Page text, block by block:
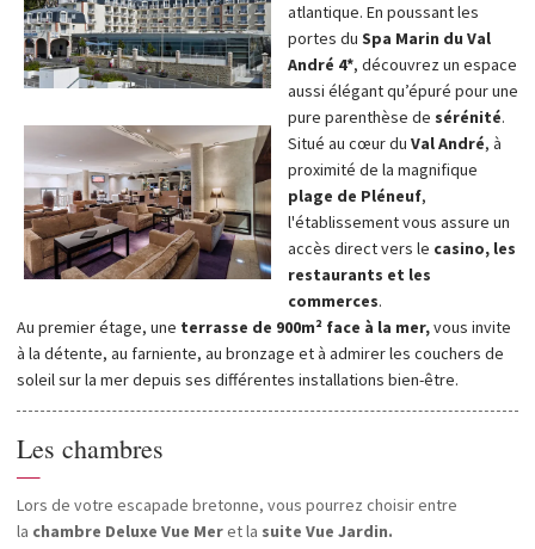
atlantique. En poussant les
portes du Spa Marin du Val
André 4*, découvrez un espace
aussi élégant qu’épuré pour une
pure parenthèse de sérénité.
Situé au cœur du Val André, à
proximité de la magnifique
plage de Pléneuf,
l'établissement vous assure un
accès direct vers le casino, les
restaurants et les
commerces.
Au premier étage, une terrasse de 900m² face à la mer,vous invite
à la détente, au farniente, au bronzage et à admirer les couchers de
soleil sur la mer depuis ses différentes installations bien-être.
Les chambres
—
Lors de votre escapade bretonne, vous pourrez choisir entre
la chambre Deluxe Vue Meret la suite Vue Jardin.